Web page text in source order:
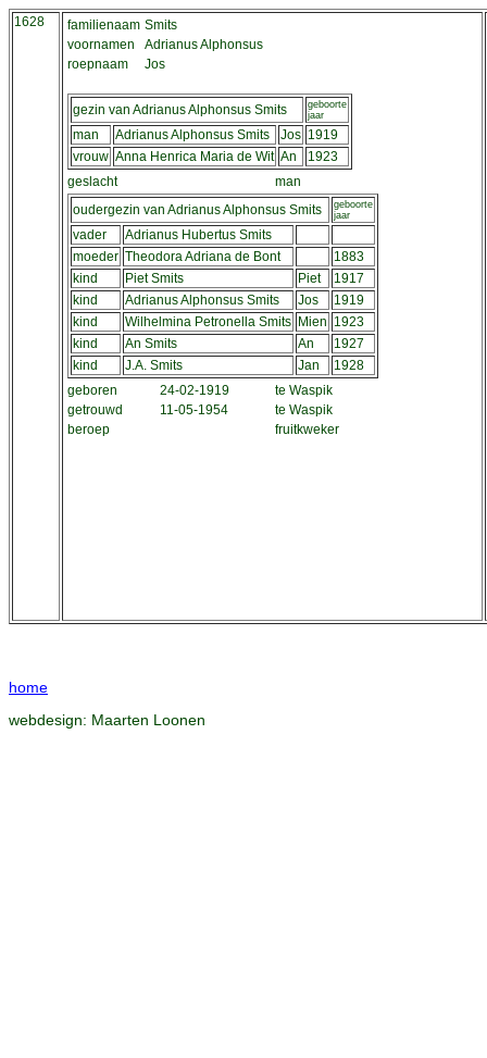
1628 familienaam Smits
voornamen
Adrianus Alphonsus
roepnaam
Jos
gezin van Adrianus Alphonsus Smits
geboorte
jaar
man Adrianus Alphonsus Smits Jos 1919
vrouw Anna Henrica Maria de Wit An
1923
geslacht
man
oudergezin van Adrianus Alphonsus Smits
geboorte
jaar
vader
Adrianus Hubertus Smits
moeder Theodora Adriana de Bont
1883
kind
Piet Smits Piet
1917
kind
Adrianus Alphonsus Smits Jos
1919
kind
Wilhelmina Petronella Smits Mien 1923
kind
An Smits An
1927
kind
J.A. Smits Jan
1928
geboren
24-02-1919
te Waspik
getrouwd
11-05-1954
te Waspik
beroep
fruitkweker
home
webdesign: Maarten Loonen